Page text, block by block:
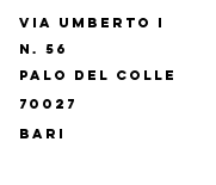
VIA UMBERTO I
N. 56
PALO DEL COLLE
70027
BARI